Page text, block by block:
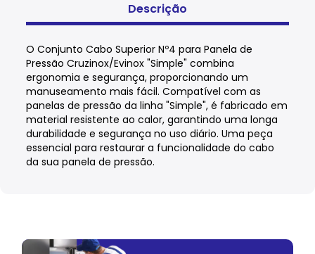
Descrição
O Conjunto Cabo Superior Nº4 para Panela de
Pressão Cruzinox/Evinox "Simple" combina
ergonomia e segurança, proporcionando um
manuseamento mais fácil. Compatível com as
panelas de pressão da linha "Simple", é fabricado em
material resistente ao calor, garantindo uma longa
durabilidade e segurança no uso diário. Uma peça
essencial para restaurar a funcionalidade do cabo
da sua panela de pressão.